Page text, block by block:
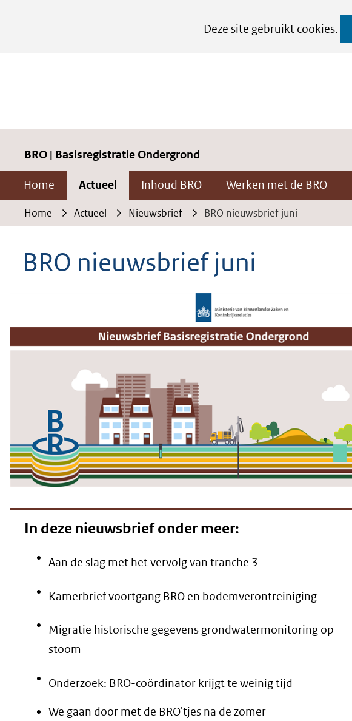
Deze site gebruikt cookies.
van
cookies
op
deze
website
worden
BRO | Basisregistratie Ondergrond
Home Actueel Inhoud BRO Werken met de BRO
Home Actueel Nieuwsbrief BRO nieuwsbrief juni
BRO nieuwsbrief juni
In deze nieuwsbrief onder meer:
Aan de slag met het vervolg van tranche 3
Kamerbrief voortgang BRO en bodemverontreiniging
Migratie historische gegevens grondwatermonitoring op
stoom
Onderzoek: BRO-coördinator krijgt te weinig tijd
We gaan door met de BRO'tjes na de zomer